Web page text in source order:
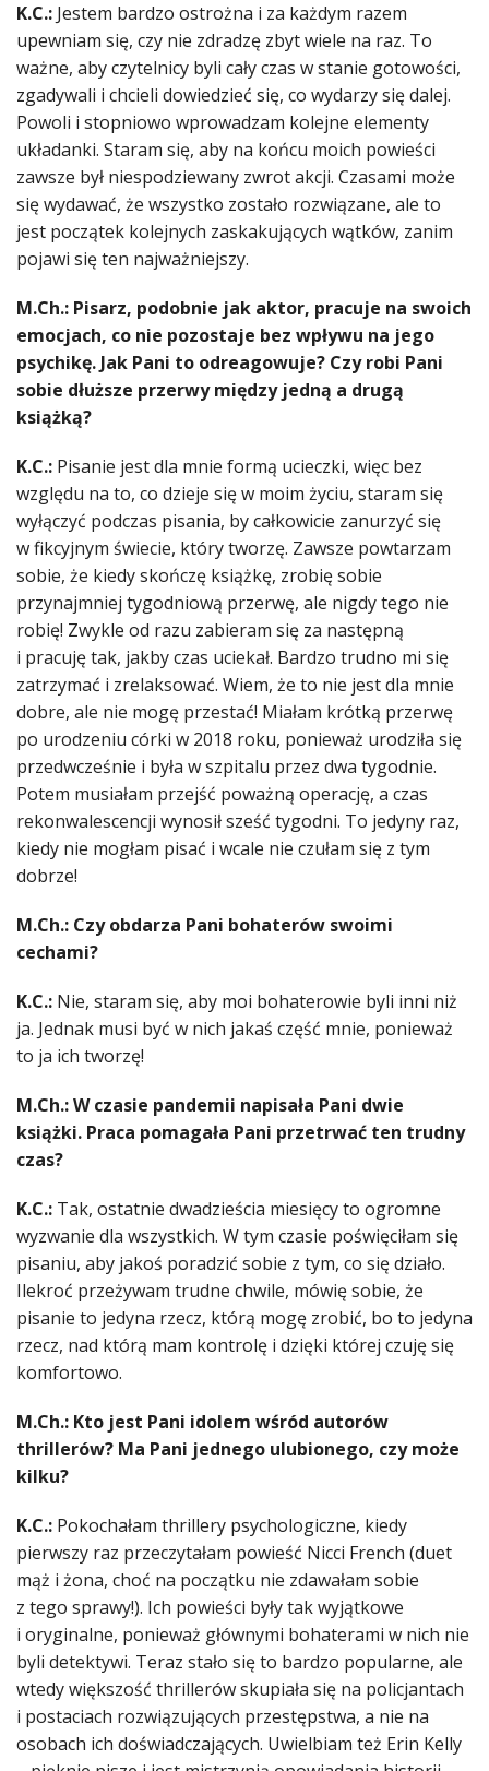
K.C.: Jestem bardzo ostrożna i za każdym razem
upewniam się, czy nie zdradzę zbyt wiele na raz. To
ważne, aby czytelnicy byli cały czas w stanie gotowości,
zgadywali i chcieli dowiedzieć się, co wydarzy się dalej.
Powoli i stopniowo wprowadzam kolejne elementy
układanki. Staram się, aby na końcu moich powieści
zawsze był niespodziewany zwrot akcji. Czasami może
się wydawać, że wszystko zostało rozwiązane, ale to
jest początek kolejnych zaskakujących wątków, zanim
pojawi się ten najważniejszy.
M.Ch.: Pisarz, podobnie jak aktor, pracuje na swoich
emocjach, co nie pozostaje bez wpływu na jego
psychikę. Jak Pani to odreagowuje? Czy robi Pani
sobie dłuższe przerwy między jedną a drugą
książką?
K.C.: Pisanie jest dla mnie formą ucieczki, więc bez
względu na to, co dzieje się w moim życiu, staram się
wyłączyć podczas pisania, by całkowicie zanurzyć się
w fikcyjnym świecie, który tworzę. Zawsze powtarzam
sobie, że kiedy skończę książkę, zrobię sobie
przynajmniej tygodniową przerwę, ale nigdy tego nie
robię! Zwykle od razu zabieram się za następną
i pracuję tak, jakby czas uciekał. Bardzo trudno mi się
zatrzymać i zrelaksować. Wiem, że to nie jest dla mnie
dobre, ale nie mogę przestać! Miałam krótką przerwę
po urodzeniu córki w 2018 roku, ponieważ urodziła się
przedwcześnie i była w szpitalu przez dwa tygodnie.
Potem musiałam przejść poważną operację, a czas
rekonwalescencji wynosił sześć tygodni. To jedyny raz,
kiedy nie mogłam pisać i wcale nie czułam się z tym
dobrze!
M.Ch.: Czy obdarza Pani bohaterów swoimi
cechami?
K.C.: Nie, staram się, aby moi bohaterowie byli inni niż
ja. Jednak musi być w nich jakaś część mnie, ponieważ
to ja ich tworzę!
M.Ch.: W czasie pandemii napisała Pani dwie
książki. Praca pomagała Pani przetrwać ten trudny
czas?
K.C.: Tak, ostatnie dwadzieścia miesięcy to ogromne
wyzwanie dla wszystkich. W tym czasie poświęciłam się
pisaniu, aby jakoś poradzić sobie z tym, co się działo.
Ilekroć przeżywam trudne chwile, mówię sobie, że
pisanie to jedyna rzecz, którą mogę zrobić, bo to jedyna
rzecz, nad którą mam kontrolę i dzięki której czuję się
komfortowo.
M.Ch.: Kto jest Pani idolem wśród autorów
thrillerów? Ma Pani jednego ulubionego, czy może
kilku?
K.C.: Pokochałam thrillery psychologiczne, kiedy
pierwszy raz przeczytałam powieść Nicci French (duet
mąż i żona, choć na początku nie zdawałam sobie
z tego sprawy!). Ich powieści były tak wyjątkowe
i oryginalne, ponieważ głównymi bohaterami w nich nie
byli detektywi. Teraz stało się to bardzo popularne, ale
wtedy większość thrillerów skupiała się na policjantach
i postaciach rozwiązujących przestępstwa, a nie na
osobach ich doświadczających. Uwielbiam też Erin Kelly